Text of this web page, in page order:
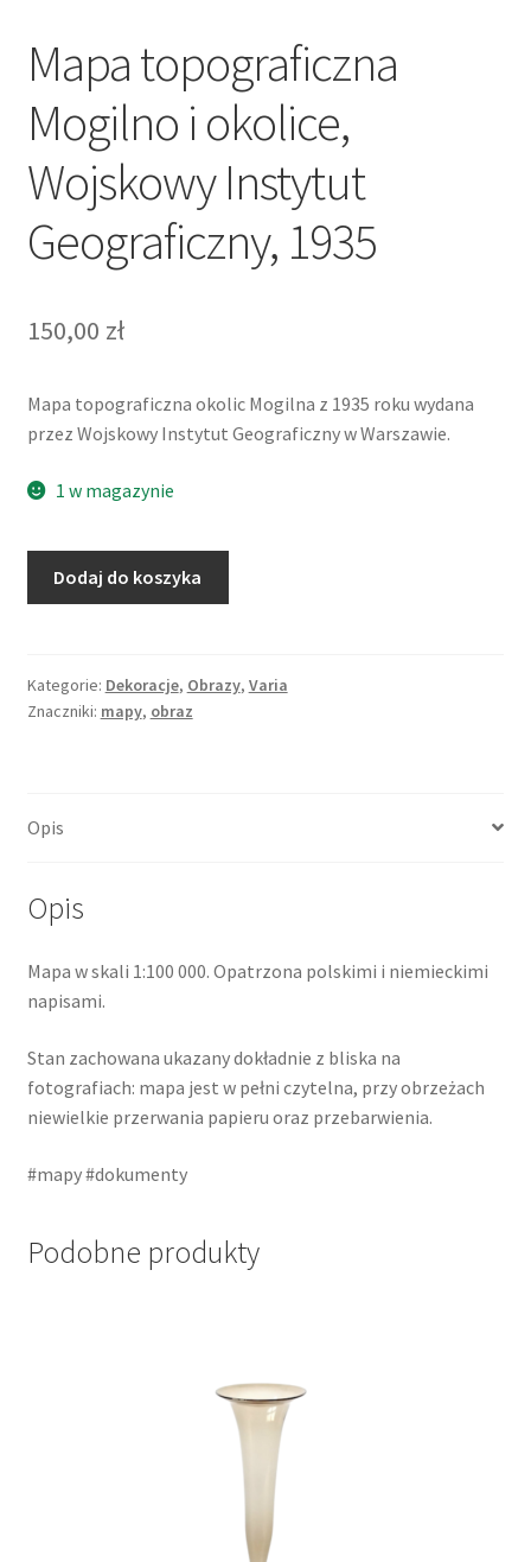
Mapa topograficzna
Mogilno i okolice,
Wojskowy Instytut
Geograficzny, 1935
150,00 zł
Mapa topograficzna okolic Mogilna z 1935 roku wydana
przez Wojskowy Instytut Geograficzny w Warszawie.
1 w magazynie
i
okolice,
1935
Dodaj do koszyka
Kategorie: Dekoracje, Obrazy, Varia
Znaczniki: mapy, obraz
Opis
Opis
Mapa w skali 1:100 000. Opatrzona polskimi i niemieckimi
napisami.
Stan zachowana ukazany dokładnie z bliska na
fotografiach: mapa jest w pełni czytelna, przy obrzeżach
niewielkie przerwania papieru oraz przebarwienia.
#mapy #dokumenty
Podobne produkty